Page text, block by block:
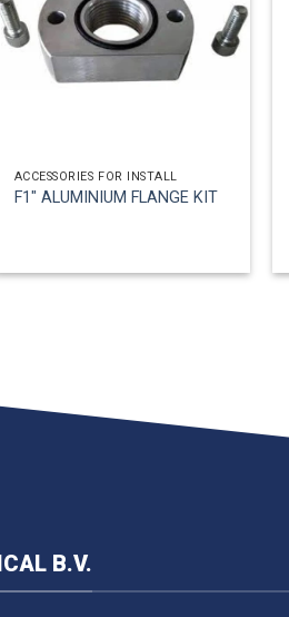
ACCESSORIES FOR INSTALL
F1″ ALUMINIUM FLANGE KIT
B.V.